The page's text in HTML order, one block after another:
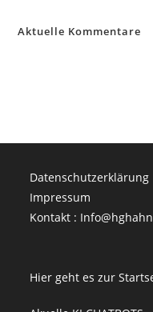
Aktuelle Kommentare
Datenschutzerklärung
Impressum
Kontakt :
Hier geht es zur